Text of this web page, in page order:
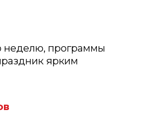
неделю, программы
ярким